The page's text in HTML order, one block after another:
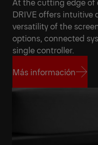
DRIVE offers intuitive
versatility of the
options, connected
single controller.
Más información